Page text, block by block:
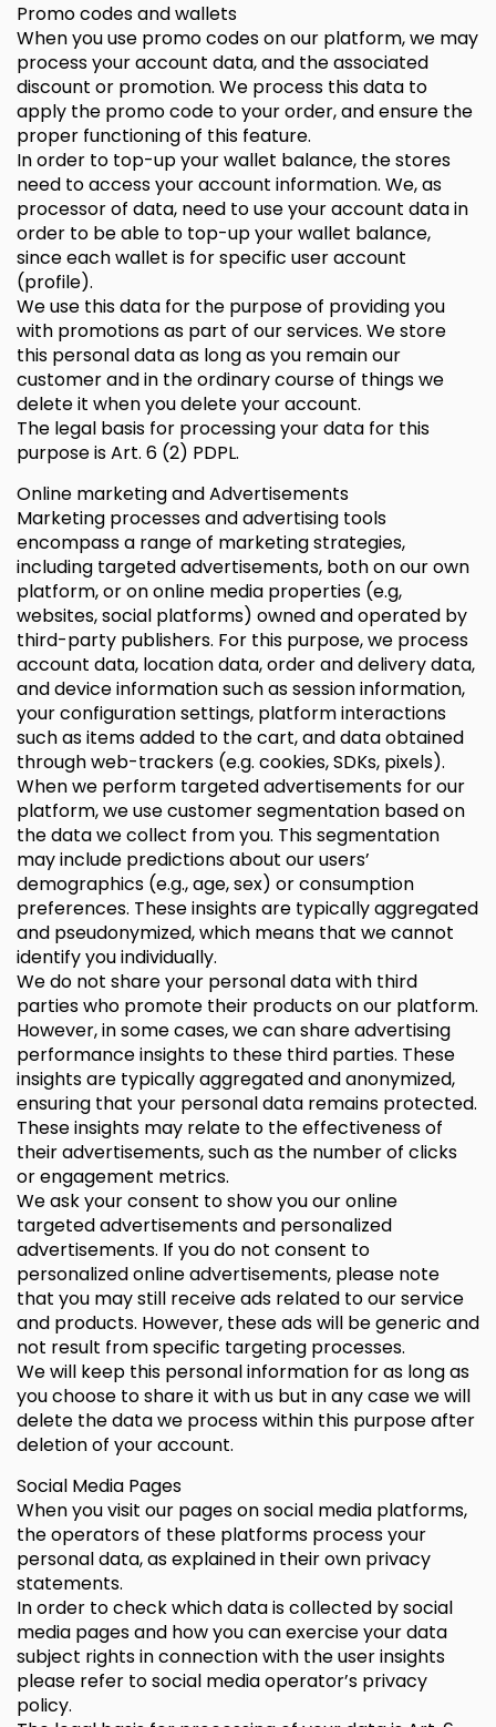
Promo codes and wallets
When you use promo codes on our platform, we may
process your account data, and the associated
discount or promotion. We process this data to
apply the promo code to your order, and ensure the
proper functioning of this feature.
In order to top-up your wallet balance, the stores
need to access your account information. We, as
processor of data, need to use your account data in
order to be able to top-up your wallet balance,
since each wallet is for specific user account
(profile).
We use this data for the purpose of providing you
with promotions as part of our services. We store
this personal data as long as you remain our
customer and in the ordinary course of things we
delete it when you delete your account.
The legal basis for processing your data for this
purpose is Art. 6 (2) PDPL.
Online marketing and Advertisements
Marketing processes and advertising tools
encompass a range of marketing strategies,
including targeted advertisements, both on our own
platform, or on online media properties (e.g,
websites, social platforms) owned and operated by
third-party publishers. For this purpose, we process
account data, location data, order and delivery data,
and device information such as session information,
your configuration settings, platform interactions
such as items added to the cart, and data obtained
through web-trackers (e.g. cookies, SDKs, pixels).
When we perform targeted advertisements for our
platform, we use customer segmentation based on
the data we collect from you. This segmentation
may include predictions about our users’
demographics (e.g., age, sex) or consumption
preferences. These insights are typically aggregated
and pseudonymized, which means that we cannot
identify you individually.
We do not share your personal data with third
parties who promote their products on our platform.
However, in some cases, we can share advertising
performance insights to these third parties. These
insights are typically aggregated and anonymized,
ensuring that your personal data remains protected.
These insights may relate to the effectiveness of
their advertisements, such as the number of clicks
or engagement metrics.
We ask your consent to show you our online
targeted advertisements and personalized
advertisements. If you do not consent to
personalized online advertisements, please note
that you may still receive ads related to our service
and products. However, these ads will be generic and
not result from specific targeting processes.
We will keep this personal information for as long as
you choose to share it with us but in any case we will
delete the data we process within this purpose after
deletion of your account.
Social Media Pages
When you visit our pages on social media platforms,
the operators of these platforms process your
personal data, as explained in their own privacy
statements.
In order to check which data is collected by social
media pages and how you can exercise your data
subject rights in connection with the user insights
please refer to social media operator’s privacy
policy.